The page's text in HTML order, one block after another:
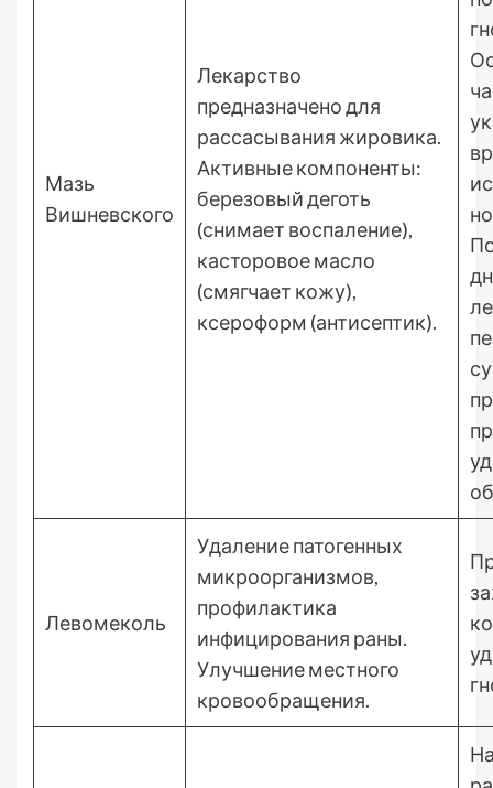
Мазь
Вишневского
Лекарство
предназначено для
рассасывания жировика.
Активные компоненты:
березовый деготь
(снимает воспаление),
касторовое масло
(смягчает кожу),
ксероформ (антисептик).
Левомеколь
Удаление патогенных
микроорганизмов,
профилактика
инфицирования раны.
Улучшение местного
кровообращения.